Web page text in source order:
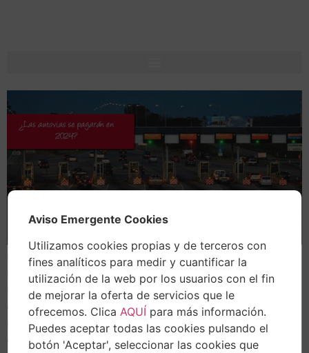
El Gobierno se está planteando poner peajes en todas
las autovías de España. El presidente del Gobierno,
Pedro Sánchez, no solo quiere extender el pago a las
carreteras de alta capacidad, sino también a las
nacionales de solo un carril, evitando así que la gente
deje de utilizar las autovías. Esta idea forma parte del…
Aviso Emergente Cookies
Utilizamos cookies propias y de terceros con
fines analíticos para medir y cuantificar la
utilización de la web por los usuarios con el fin
de mejorar la oferta de servicios que le
ofrecemos. ClicaAQUÍ para más información.
Puedes aceptar todas las cookies pulsando el
botón 'Aceptar', seleccionar las cookies que